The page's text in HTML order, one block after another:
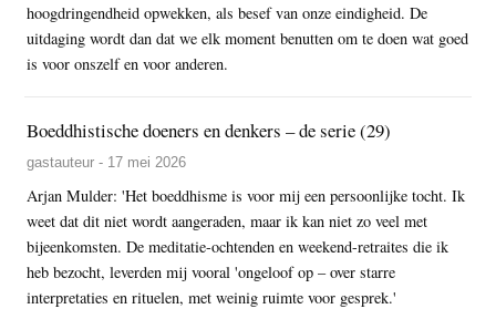
hoogdringendheid opwekken, als besef van onze eindigheid. De
uitdaging wordt dan dat we elk moment benutten om te doen wat goed
is voor onszelf en voor anderen.
Boeddhistische doeners en denkers – de serie (29)
gastauteur - 17 mei 2026
Arjan Mulder: 'Het boeddhisme is voor mij een persoonlijke tocht. Ik
weet dat dit niet wordt aangeraden, maar ik kan niet zo veel met
bijeenkomsten. De meditatie-ochtenden en weekend-retraites die ik
heb bezocht, leverden mij vooral 'ongeloof op – over starre
interpretaties en rituelen, met weinig ruimte voor gesprek.'